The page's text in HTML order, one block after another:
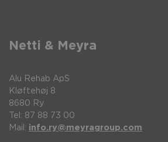
Netti & Meyra
Alu Rehab ApS
Kløftehøj 8
8680 Ry
Tel: 87 88 73 00
Mail: info.ry@meyragroup.com